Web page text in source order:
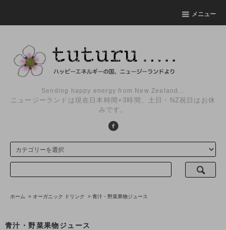
メニュー
Sending happy energy from New Zealand...
ニュージーランドは現在日本時間+3時間、土日・NZ祝日はお休
みです。
ホーム > オーガニック ドリンク > 青汁・野菜果物ジュース
青汁・野菜果物ジュース